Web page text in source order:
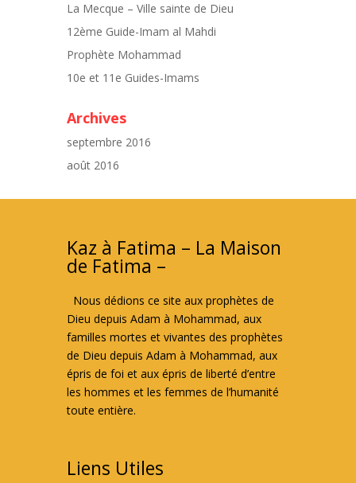
La Mecque – Ville sainte de Dieu
12ème Guide-Imam al Mahdi
Prophète Mohammad
10e et 11e Guides-Imams
Archives
septembre 2016
août 2016
Kaz à Fatima – La Maison
de Fatima –
Nous dédions ce site aux prophètes de
Dieu depuis Adam à Mohammad, aux
familles mortes et vivantes des prophètes
de Dieu depuis Adam à Mohammad, aux
épris de foi et aux épris de liberté d’entre
les hommes et les femmes de l’humanité
toute entière.
Liens Utiles